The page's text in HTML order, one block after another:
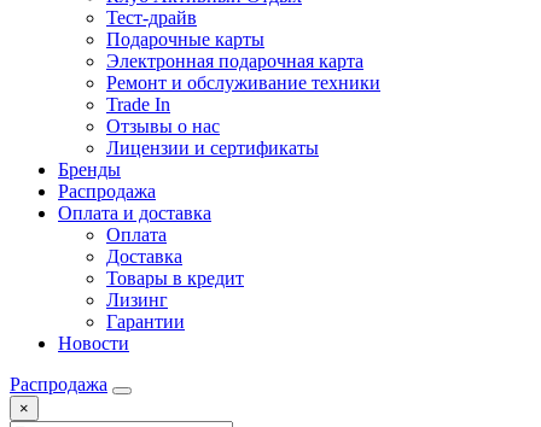
Тест-драйв
Подарочные карты
Электронная подарочная карта
Ремонт и обслуживание техники
Trade In
Отзывы о нас
Лицензии и сертификаты
Бренды
Распродажа
Оплата и доставка
Оплата
Доставка
Товары в кредит
Лизинг
Гарантии
Новости
Распродажа
×